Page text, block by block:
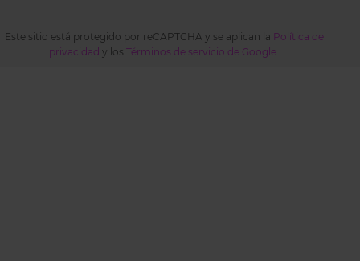
Este sitio está protegido por reCAPTCHA y se aplican la Política de
privacidad y los Términos de servicio de Google